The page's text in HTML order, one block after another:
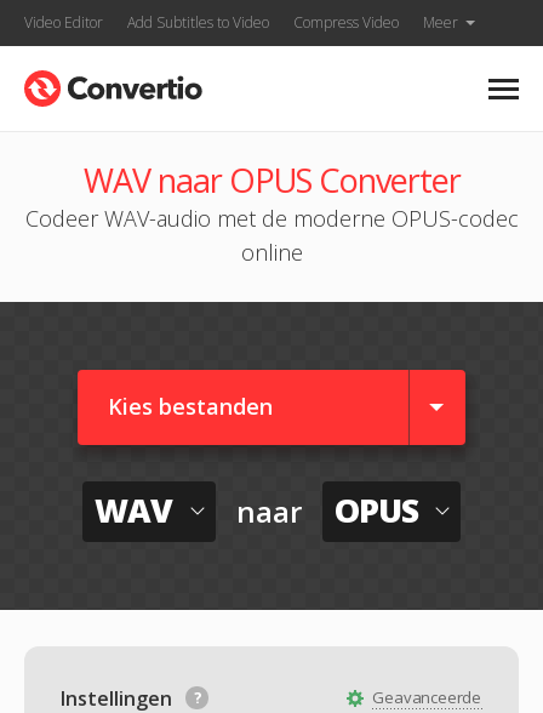
Video Editor Add Subtitles to Video Compress Video Meer
WAV naar OPUS Converter
Codeer WAV-audio met de moderne OPUS-codec
online
Kies bestanden
WAV naar OPUS
Geavanceerde
Instellingen